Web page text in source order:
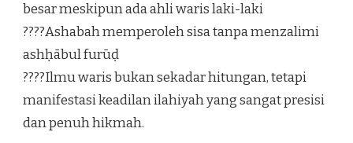
besar meskipun ada ahli waris laki-laki
????Ashabah memperoleh sisa tanpa menzalimi
ashḥābul furūḍ
????Ilmu waris bukan sekadar hitungan, tetapi
manifestasi keadilan ilahiyah yang sangat presisi
dan penuh hikmah.